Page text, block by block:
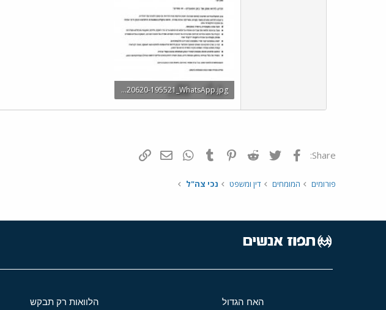
Screenshot_20220620-195521_WhatsApp.jpg
KB 167.6 · צפיות: 4
Share: פייסבוק Twitter
Reddit
Pinterest
Tumblr
WhatsAppדואר אלקטרוני
פורומים המומחים דין ומשפט נכי צה"ל
האח הגדול הלוואות רק תבקש